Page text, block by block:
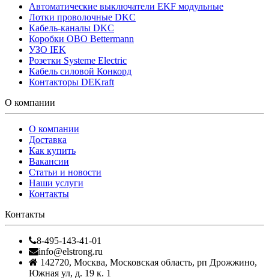
Автоматические выключатели EKF модульные
Лотки проволочные DKC
Кабель-каналы DKC
Коробки OBO Bettermann
УЗО IEK
Розетки Systeme Electric
Кабель силовой Конкорд
Контакторы DEKraft
О компании
О компании
Доставка
Как купить
Вакансии
Статьи и новости
Наши услуги
Контакты
Контакты
8-495-143-41-01
info@elstrong.ru
142720, Москва, Московская область, рп Дрожжино,
Южная ул, д. 19 к. 1